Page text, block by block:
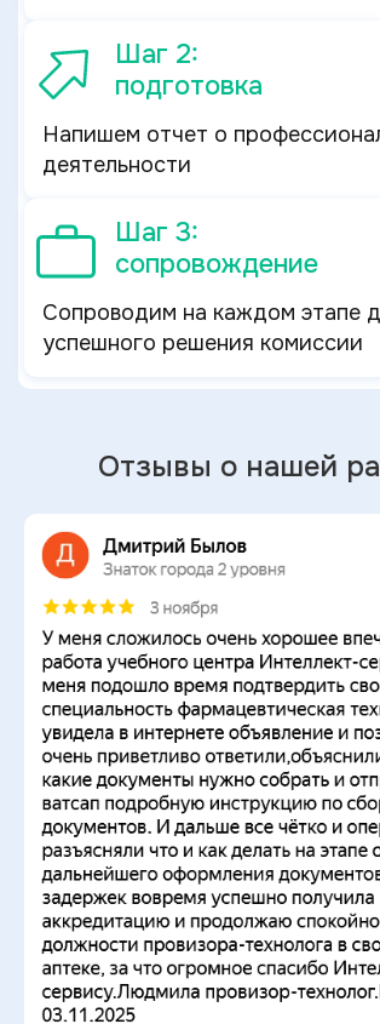
Шаг 2:
подготовка
Напишем отчет о
деятельности
Шаг 3:
сопровождение
Сопроводим на каждом этапе
успешного решения комиссии
Отзывы о нашей